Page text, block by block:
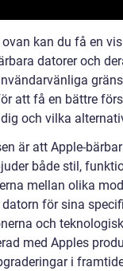
kan du få en
datorer och
att få en bättre
och vilka
är att Apple-
både stil,
mellan olika
för sina
och
med Apples
i